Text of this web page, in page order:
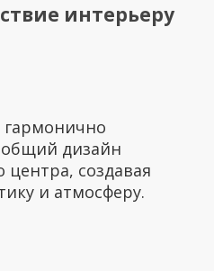
интерьеру
дизайн
центра, создавая
и атмосферу.